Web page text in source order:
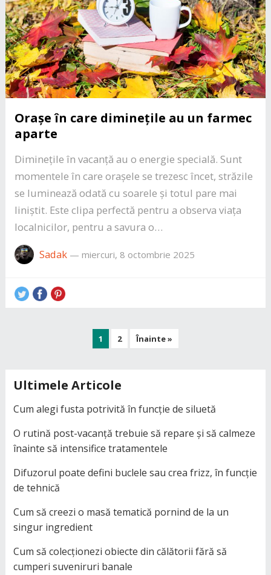
Orașe în care diminețile au un farmec
aparte
Diminețile în vacanță au o energie specială. Sunt
momentele în care orașele se trezesc încet, străzile
se luminează odată cu soarele și totul pare mai
liniștit. Este clipa perfectă pentru a observa viața
localnicilor, pentru a savura o…
Sadak— miercuri, 8 octombrie 2025
1 2 Înainte »
Ultimele Articole
Cum alegi fusta potrivită în funcție de siluetă
O rutină post-vacanță trebuie să repare și să calmeze
înainte să intensifice tratamentele
Difuzorul poate defini buclele sau crea frizz, în funcție
de tehnică
Cum să creezi o masă tematică pornind de la un
singur ingredient
Cum să colecționezi obiecte din călătorii fără să
cumperi suveniruri banale